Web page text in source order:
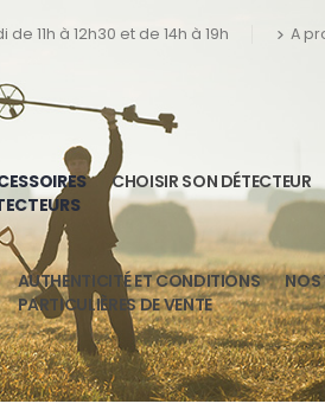
11h à 12h30 et de 14h à 19h A
CHOISIR SON DÉTECTEUR
AUTHENTICITÉ ET CONDITIONS
PARTICULIÈRES DE VENTE
NOS